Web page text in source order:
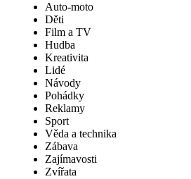
Auto-moto
Děti
Film a TV
Hudba
Kreativita
Lidé
Návody
Pohádky
Reklamy
Sport
Věda a technika
Zábava
Zajímavosti
Zvířata